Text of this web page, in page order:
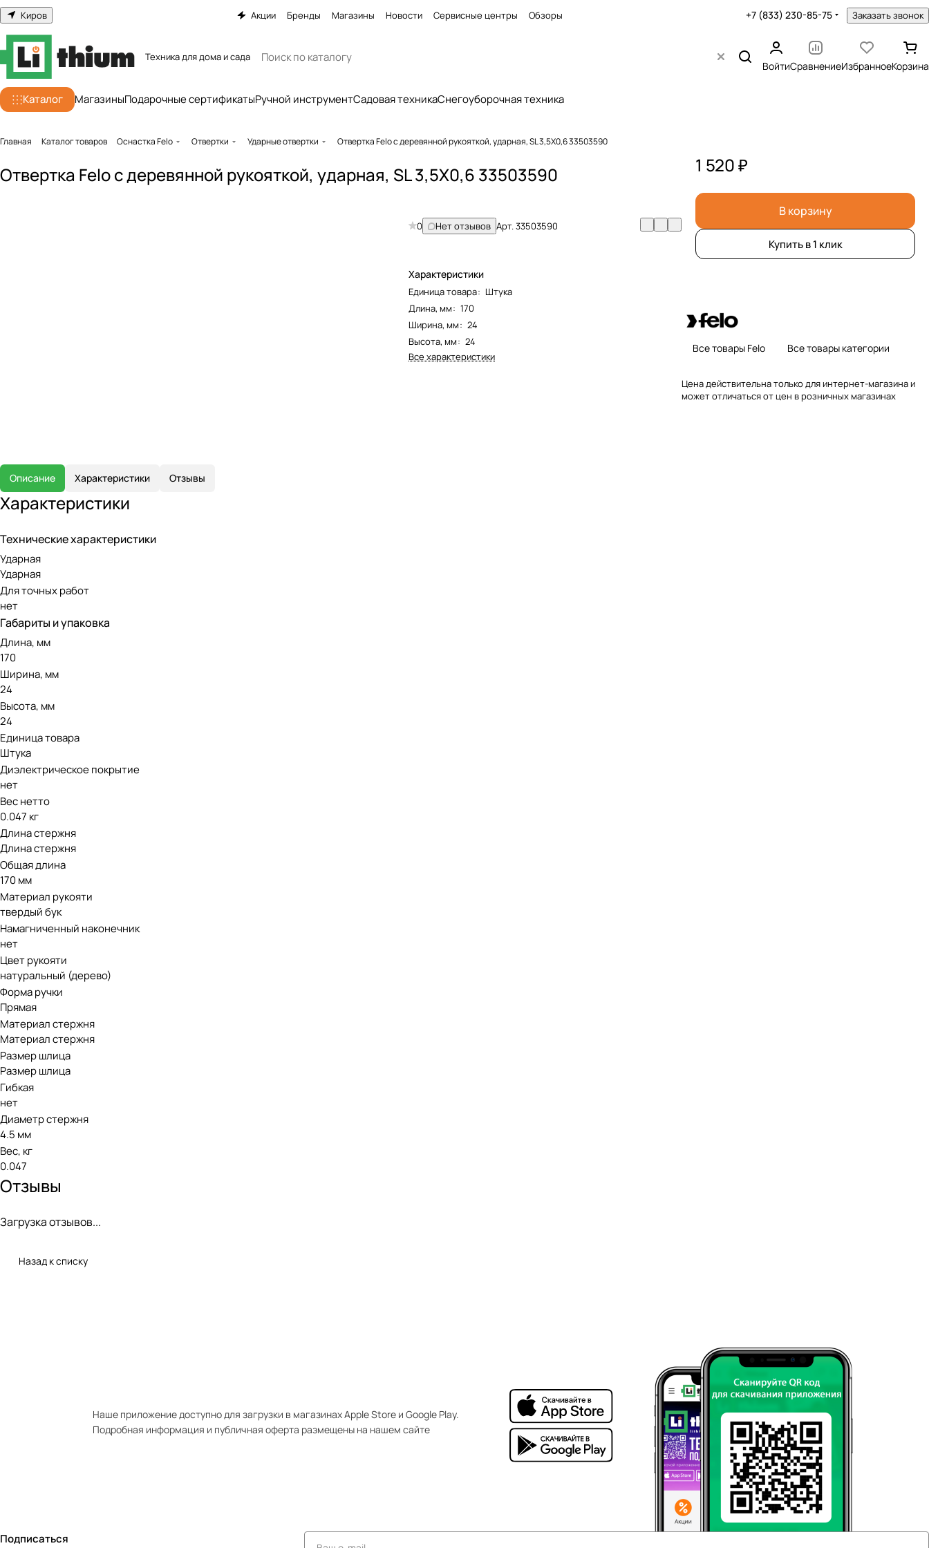
Киров Акции Бренды Магазины Новости Сервисные центры Обзоры +7 (833) 230-85-75 Заказать звонок
Техника для дома и сада
ВойтиСравнениеИзбранноеКорзина
Каталог МагазиныПодарочные сертификатыРучной инструментСадовая техникаСнегоуборочная техника
Главная Каталог товаров Оснастка Felo Отвертки Ударные отвертки Отвертка Felo с деревянной рукояткой, ударная, SL 3,5Х0,6 33503590
Отвертка Felo с деревянной рукояткой, ударная, SL 3,5Х0,6 33503590
0 Нет отзывов Арт.33503590
Характеристики
Единица товара: Штука
Длина, мм: 170
Ширина, мм: 24
Высота, мм: 24
Все характеристики
1 520 ₽
В корзину
Купить в 1 клик
Все товары Felo Все товары категории
Цена действительна только для интернет-магазина и
может отличаться от цен в розничных магазинах
Описание Характеристики Отзывы
Характеристики
Технические характеристики
Ударная
Ударная
Для точных работ
нет
Габариты и упаковка
Длина, мм
170
Ширина, мм
24
Высота, мм
24
Единица товара
Штука
Диэлектрическое покрытие
нет
Вес нетто
0.047 кг
Длина стержня
Длина стержня
Общая длина
170 мм
Материал рукояти
твердый бук
Намагниченный наконечник
нет
Цвет рукояти
натуральный (дерево)
Форма ручки
Прямая
Материал стержня
Материал стержня
Размер шлица
Размер шлица
Гибкая
нет
Диаметр стержня
4.5 мм
Вес, кг
0.047
Отзывы
Загрузка отзывов...
Назад к списку
Наше приложение доступно для загрузки в магазинах Apple Store и Google Play.
Подробная информация и публичная оферта размещены на нашем сайте
Подписаться